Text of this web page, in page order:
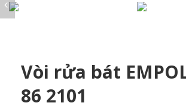
VÂN VẢI
Thân khóa SAB
Phụ kiện khóa
Giường
Bàn trang điểm
Tủ quần áo
PHÒNG BẾP
Chậu rửa bát
Vòi rửa bát
PHÒNG TẮM
Bồn tắm, xông hơi
Về chúng tôi
Liên hệ
Vòi rửa bát
86 2101